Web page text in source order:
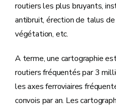
routiers les plus bruyants,
antibruit, érection de talus
végétation, etc.
A terme, une cartographie
routiers fréquentés par 3
les axes ferroviaires
convois par an. Les